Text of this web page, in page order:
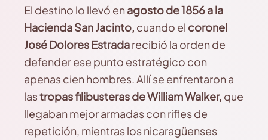
El destino lo llevó enagosto de 1856 a la
Hacienda San Jacinto, cuando el coronel
José Dolores Estradarecibió la orden de
defender ese punto estratégico con
apenas cien hombres. Allí se enfrentaron a
lastropas filibusteras de William Walker, que
llegaban mejor armadas con rifles de
repetición, mientras los nicaragüenses